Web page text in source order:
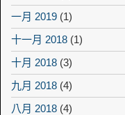
一月 2019 (1)
十一月 2018 (1)
十月 2018 (3)
九月 2018 (4)
八月 2018 (4)